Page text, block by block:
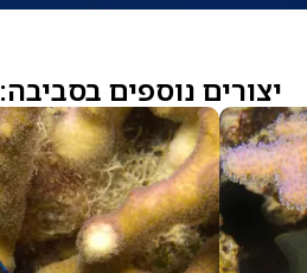
יצורים נוספים בסביבה: